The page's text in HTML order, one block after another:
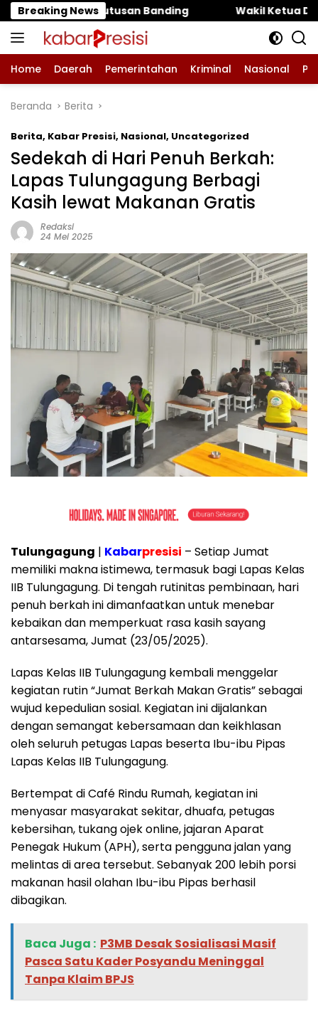
Langsung
ke
konten
Breaking News
Banding ‎Wakil Ketua DPRD Pasuruan
Home Daerah Pemerintahan Kriminal Nasional
Beranda Berita
Berita, Kabar Presisi, Nasional, Uncategorized
Sedekah di Hari Penuh Berkah:
Lapas Tulungagung Berbagi
Kasih lewat Makanan Gratis
Redaksi
24 Mei 2025
Tulungagung | Kabarpresisi – Setiap Jumat
memiliki makna istimewa, termasuk bagi Lapas Kelas
IIB Tulungagung. Di tengah rutinitas pembinaan, hari
penuh berkah ini dimanfaatkan untuk menebar
kebaikan dan memperkuat rasa kasih sayang
antarsesama, Jumat (23/05/2025).
Lapas Kelas IIB Tulungagung kembali menggelar
kegiatan rutin “Jumat Berkah Makan Gratis” sebagai
wujud kepedulian sosial. Kegiatan ini dijalankan
dengan semangat kebersamaan dan keikhlasan
oleh seluruh petugas Lapas beserta Ibu-ibu Pipas
Lapas Kelas IIB Tulungagung.
Bertempat di Café Rindu Rumah, kegiatan ini
menyasar masyarakat sekitar, dhuafa, petugas
kebersihan, tukang ojek online, jajaran Aparat
Penegak Hukum (APH), serta pengguna jalan yang
melintas di area tersebut. Sebanyak 200 lebih porsi
makanan hasil olahan Ibu-ibu Pipas berhasil
dibagikan.
Baca Juga : ‎P3MB Desak Sosialisasi Masif
Pasca Satu Kader Posyandu Meninggal
Tanpa Klaim BPJS